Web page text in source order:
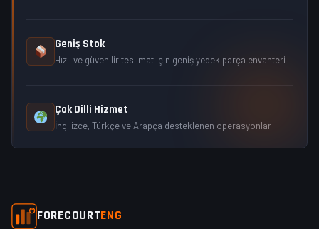
Geniş Stok
Hızlı ve güvenilir teslimat için geniş yedek parça envanteri
Çok Dilli Hizmet
İngilizce, Türkçe ve Arapça desteklenen operasyonlar
FORECOURTENG